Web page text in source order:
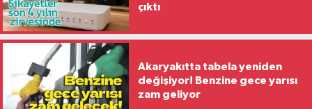
çıktı
Akaryakıtta tabela yeniden
değişiyor! Benzine gece yarısı
zam geliyor